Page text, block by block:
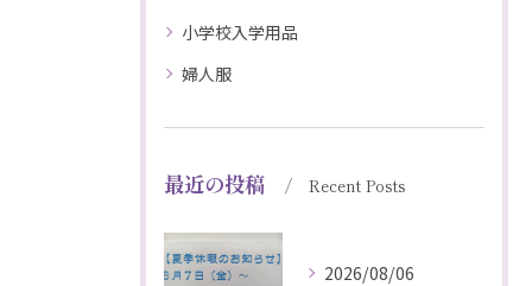
小学校入学用品
婦人服
最近の投稿 Recent Posts
2026/08/06